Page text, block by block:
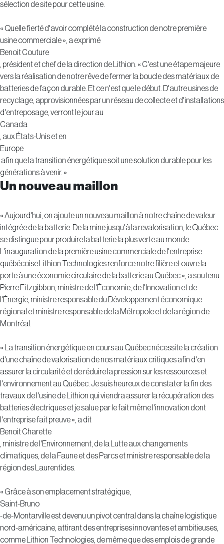
sélection de site pour cette usine.
« Quelle fierté d'avoir complété la construction de notre première
usine commerciale », a exprimé
Benoit Couture
, président et chef de la direction de Lithion. « C'est une étape majeure
vers la réalisation de notre rêve de fermer la boucle des matériaux de
batteries de façon durable. Et ce n'est que le début. D'autre usines de
recyclage, approvisionnées par un réseau de collecte et d'installations
d'entreposage, verront le jour au
Canada
, aux États-Unis et en
Europe
afin que la transition énergétique soit une solution durable pour les
générations à venir. »
Un nouveau maillon
« Aujourd'hui, on ajoute un nouveau maillon à notre chaîne de valeur
intégrée de la batterie. De la mine jusqu'à la revalorisation, le Québec
se distingue pour produire la batterie la plus verte au monde.
L'inauguration de la première usine commerciale de l'entreprise
québécoise Lithion Technologies renforce notre filière et ouvre la
porte à une économie circulaire de la batterie au Québec », a soutenu
Pierre Fitzgibbon, ministre de l'Économie, de l'Innovation et de
l'Énergie, ministre responsable du Développement économique
régional et ministre responsable de la Métropole et de la région de
Montréal.
« La transition énergétique en cours au Québec nécessite la création
d'une chaîne de valorisation de nos matériaux critiques afin d'en
assurer la circularité et de réduire la pression sur les ressources et
l'environnement au Québec. Je suis heureux de constater la fin des
travaux de l'usine de Lithion qui viendra assurer la récupération des
batteries électriques et je salue par le fait même l'innovation dont
l'entreprise fait preuve », a dit
Benoit Charette
, ministre de l'Environnement, de la Lutte aux changements
climatiques, de la Faune et des Parcs et ministre responsable de la
région des Laurentides.
« Grâce à son emplacement stratégique,
Saint-Bruno
-de-Montarville est devenu un pivot central dans la chaîne logistique
nord-américaine, attirant des entreprises innovantes et ambitieuses,
comme Lithion Technologies, de même que des emplois de grande